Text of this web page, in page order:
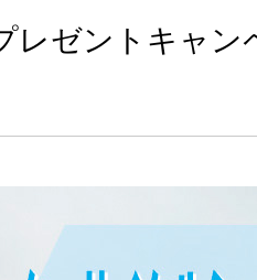
レゼントキャン